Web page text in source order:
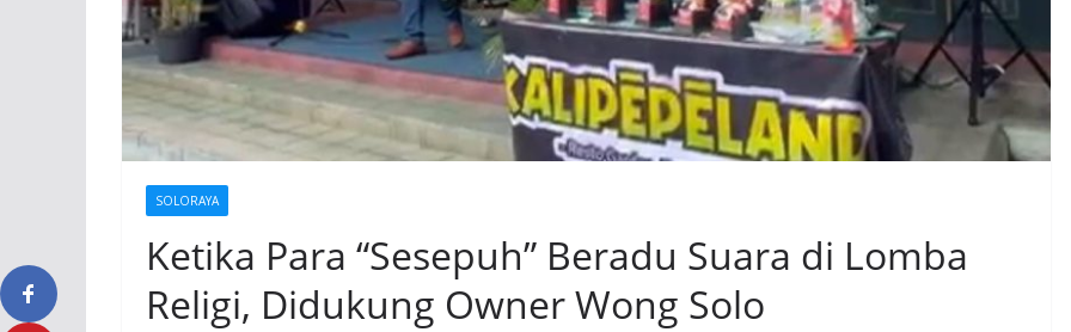
SOLORAYA
Ketika Para “Sesepuh” Beradu Suara di Lomba
Religi, Didukung Owner Wong Solo